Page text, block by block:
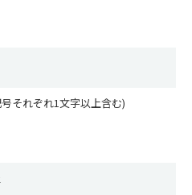
それぞれ1文字以上含む)